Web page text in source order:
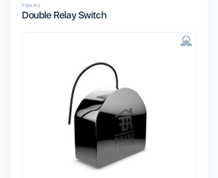
FIBARO
Double Relay Switch